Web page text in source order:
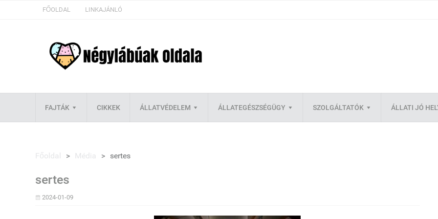
FŐOLDAL LINKAJÁNLÓ
FAJTÁK CIKKEK ÁLLATVÉDELEM ÁLLATEGÉSZSÉGÜGY SZOLGÁLTATÓK ÁLLATI JÓ
Főoldal > Média > sertes
sertes
2024-01-09